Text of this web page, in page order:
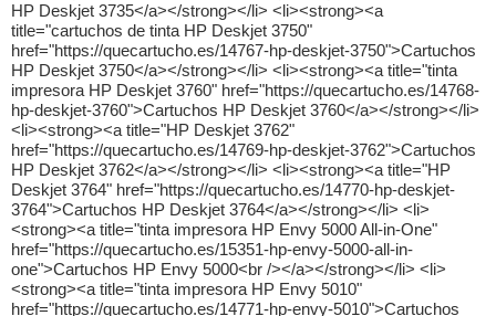
HP Deskjet 3735</a></strong></li> <li><strong><a
title="cartuchos de tinta HP Deskjet 3750"
href="https://quecartucho.es/14767-hp-deskjet-3750">Cartuchos
HP Deskjet 3750</a></strong></li> <li><strong><a title="tinta
impresora HP Deskjet 3760" href="https://quecartucho.es/14768-
hp-deskjet-3760">Cartuchos HP Deskjet 3760</a></strong></li>
<li><strong><a title="HP Deskjet 3762"
href="https://quecartucho.es/14769-hp-deskjet-3762">Cartuchos
HP Deskjet 3762</a></strong></li> <li><strong><a title="HP
Deskjet 3764" href="https://quecartucho.es/14770-hp-deskjet-
3764">Cartuchos HP Deskjet 3764</a></strong></li> <li>
<strong><a title="tinta impresora HP Envy 5000 All-in-One"
href="https://quecartucho.es/15351-hp-envy-5000-all-in-
one">Cartuchos HP Envy 5000<br /></a></strong></li> <li>
<strong><a title="tinta impresora HP Envy 5010"
href="https://quecartucho.es/14771-hp-envy-5010">Cartuchos